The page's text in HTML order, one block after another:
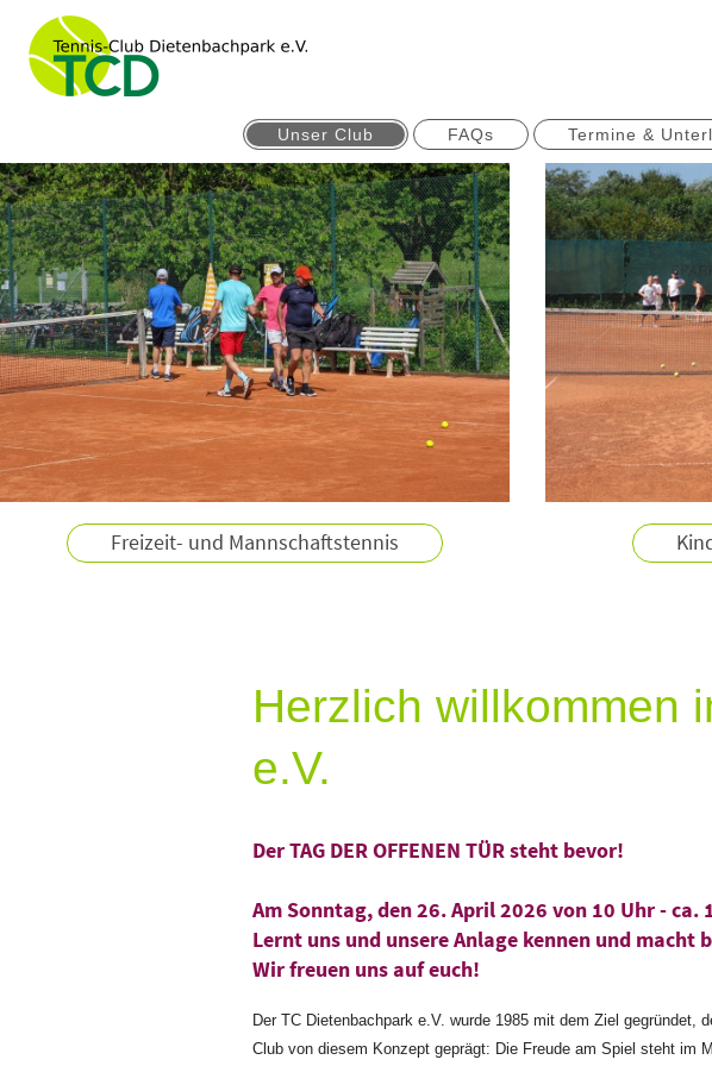
Unser Club FAQs Termine &
Freizeit- und Mannschaftstennis
Herzlich willkommen
e.V.
Der TAG DER OFFENEN TÜR steht bevor!
Am Sonntag, den 26. April 2026 von 10 Uhr -
Lernt uns und unsere Anlage kennen und
Wir freuen uns auf euch!
Der TC Dietenbachpark e.V. wurde 1985 mit dem Ziel
Club von diesem Konzept geprägt: Die Freude am Spiel steht im